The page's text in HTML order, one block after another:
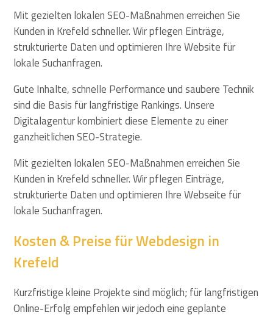
Mit gezielten lokalen SEO-Maßnahmen erreichen Sie
Kunden in Krefeld schneller. Wir pflegen Einträge,
strukturierte Daten und optimieren Ihre Website für
lokale Suchanfragen.
Gute Inhalte, schnelle Performance und saubere Technik
sind die Basis für langfristige Rankings. Unsere
Digitalagentur kombiniert diese Elemente zu einer
ganzheitlichen SEO-Strategie.
Mit gezielten lokalen SEO-Maßnahmen erreichen Sie
Kunden in Krefeld schneller. Wir pflegen Einträge,
strukturierte Daten und optimieren Ihre Webseite für
lokale Suchanfragen.
Kosten & Preise für Webdesign in
Krefeld
Kurzfristige kleine Projekte sind möglich; für langfristigen
Online-Erfolg empfehlen wir jedoch eine geplante